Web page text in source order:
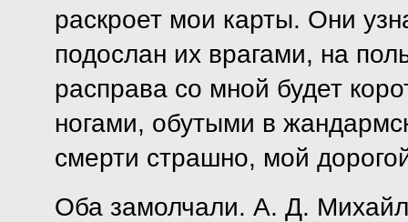
раскроет мои карты. Они
подослан их врагами, на
расправа со мной будет
ногами, обутыми в
смерти страшно, мой
Оба замолчали. А. Д.